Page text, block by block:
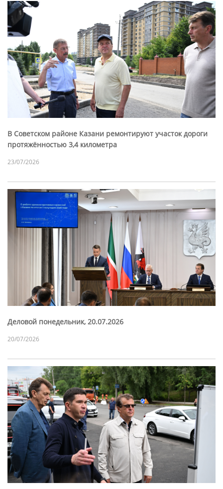
В Советском районе Казани ремонтируют участок дороги
протяжённостью 3,4 километра
23/07/2026
Деловой понедельник, 20.07.2026
20/07/2026